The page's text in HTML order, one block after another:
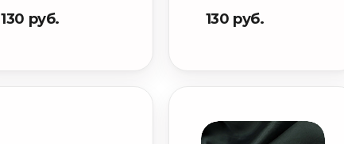
130 руб. 130 руб.